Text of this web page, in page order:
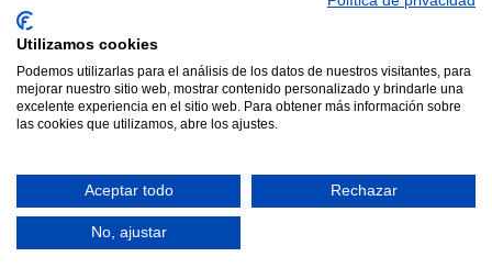
Utilizamos cookies
Podemos utilizarlas para el análisis de los datos de nuestros visitantes, para
mejorar nuestro sitio web, mostrar contenido personalizado y brindarle una
excelente experiencia en el sitio web. Para obtener más información sobre
las cookies que utilizamos, abre los ajustes.
Aceptar todo Rechazar
No, ajustar